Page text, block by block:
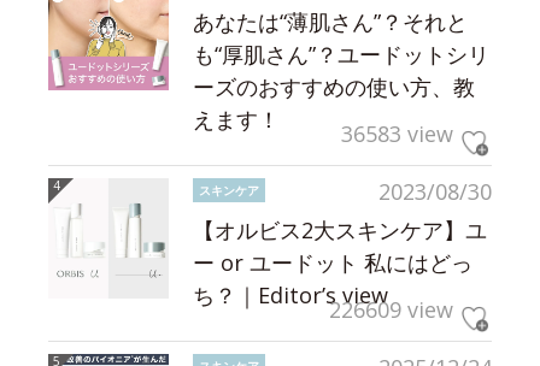
あなたは“薄肌さん”？それと
も“厚肌さん”？ユードットシリ
ーズのおすすめの使い方、教
えます！
36583 view
2023/08/30
スキンケア
【オルビス2大スキンケア】ユ
ー or ユードット 私にはどっ
ち？｜Editor’s view226609 view